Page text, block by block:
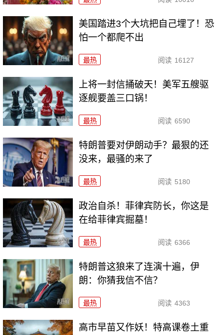
美国踏进3个大坑把自己埋了！恐
怕一个都爬不出
最热 阅读 16127
上将一封信捅破天！美军五艘驱
逐舰要盖三口锅！
最热 阅读 6590
特朗普要对伊朗动手？最狠的还
没来，最骚的来了
最热 阅读 5180
政治自杀！菲律宾防长，你这是
在给菲律宾掘墓！
最热 阅读 6366
特朗普这狼来了连演十遍，伊
朗：你猜我信不信？
最热 阅读 4363
高市早苗又作妖！特高课卷土重